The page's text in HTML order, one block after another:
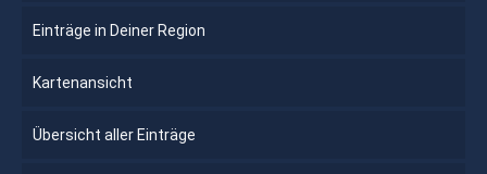
Einträge in Deiner Region
Kartenansicht
Übersicht aller Einträge